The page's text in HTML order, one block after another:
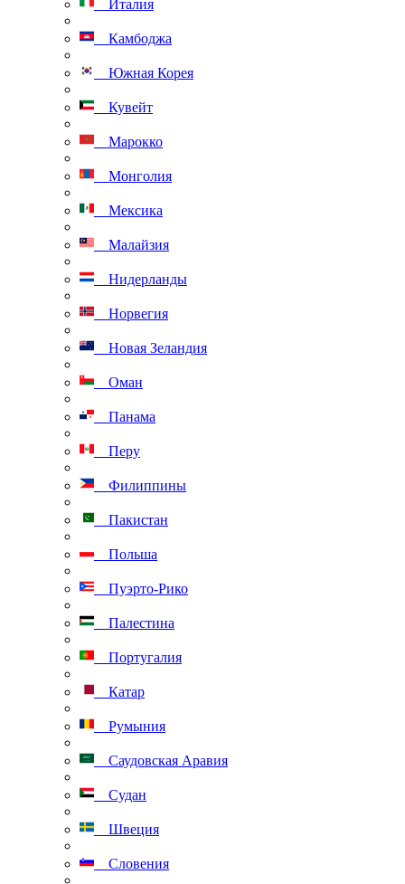
Италия
Камбоджа
Южная Корея
Кувейт
Марокко
Монголия
Мексика
Малайзия
Нидерланды
Норвегия
Новая Зеландия
Оман
Панама
Перу
Филиппины
Пакистан
Польша
Пуэрто-Рико
Палестина
Португалия
Катар
Румыния
Саудовская Аравия
Судан
Швеция
Словения